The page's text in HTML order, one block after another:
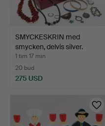
SMYCKESKRIN med
smycken, delvis silver.
1 tim 17 min
20 bud
275 USD